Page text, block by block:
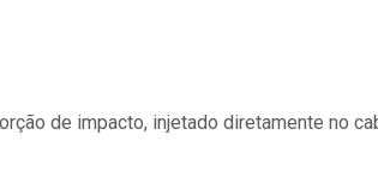
de impacto, injetado diretamente no